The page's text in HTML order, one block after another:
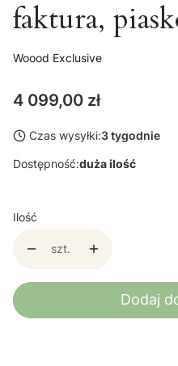
faktura,
Woood Exclusive
Cena
4 099,00 zł
Czas wysyłki:3 tygodnie
Dostępność:duża ilość
Ilość
szt.
Dodaj